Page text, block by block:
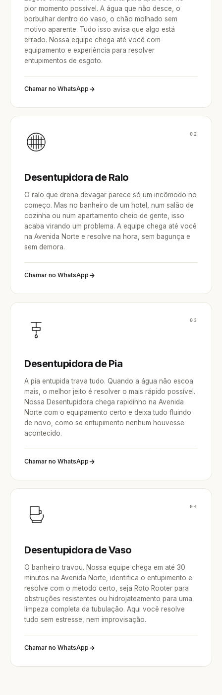
pior momento possível. A água que não desce, o
borbulhar dentro do vaso, o chão molhado sem
motivo aparente. Tudo isso avisa que algo está
errado. Nossa equipe chega até você com
equipamento e experiência para resolver
entupimentos de esgoto.
Chamar no WhatsApp
02
Desentupidora de Ralo
O ralo que drena devagar parece só um incômodo no
começo. Mas no banheiro de um hotel, num salão de
cozinha ou num apartamento cheio de gente, isso
acaba virando um problema. A equipe chega até você
na Avenida Norte e resolve na hora, sem bagunça e
sem demora.
Chamar no WhatsApp
03
Desentupidora de Pia
A pia entupida trava tudo. Quando a água não escoa
mais, o melhor jeito é resolver o mais rápido possível.
Nossa Desentupidora chega rapidinho na Avenida
Norte com o equipamento certo e deixa tudo fluindo
de novo, como se entupimento nenhum houvesse
acontecido.
Chamar no WhatsApp
04
Desentupidora de Vaso
O banheiro travou. Nossa equipe chega em até 30
minutos na Avenida Norte, identifica o entupimento e
resolve com o método certo, seja Roto Rooter para
obstruções resistentes ou hidrojateamento para uma
limpeza completa da tubulação. Aqui você resolve
tudo sem estresse, nem improvisação.
Chamar no WhatsApp